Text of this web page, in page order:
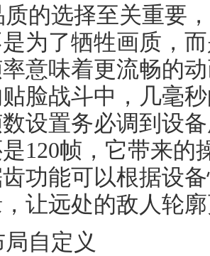
的选择至关重要
为了牺牲画质，
意味着更流畅的
脸战斗中，几毫
设置务必调到设
120帧，它带来的
功能可以根据设
让远处的敌人轮
自定义